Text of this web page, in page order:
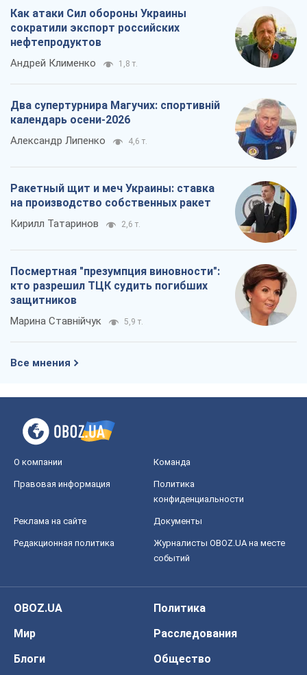
Как атаки Сил обороны Украины
сократили экспорт российских
нефтепродуктов
Андрей Клименко 1,8 т.
Два супертурнира Магучих: спортивній
календарь осени-2026
Александр Липенко 4,6 т.
Ракетный щит и меч Украины: ставка
на производство собственных ракет
Кирилл Татаринов 2,6 т.
Посмертная "презумпция виновности":
кто разрешил ТЦК судить погибших
защитников
Марина Ставнійчук 5,9 т.
Все мнения
О компании Команда
Правовая информация
Политика
конфиденциальности
Реклама на сайте Документы
Редакционная политика
Журналисты OBOZ.UA на месте
событий
OBOZ.UA
Политика
Мир
Расследования
Блоги
Общество